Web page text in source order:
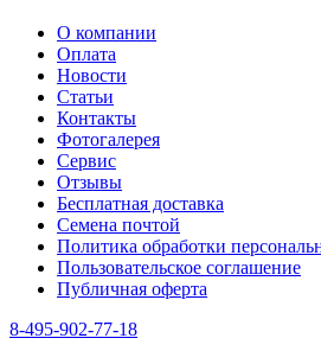
О компании
Оплата
Новости
Статьи
Контакты
Фотогалерея​
Сервис
Отзывы
Бесплатная доставка
Семена почтой
Политика обработки
Пользовательское соглашение
Публичная оферта
8-495-902-77-18